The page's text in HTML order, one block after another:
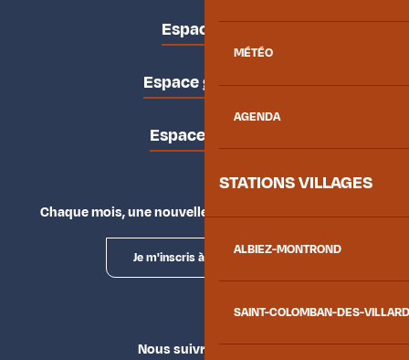
MÉTÉO
AGENDA
STATIONS VILLAGES
ALBIEZ-MONTROND
SAINT-COLOMBAN-DES-
Espace pro
Espace groupes
Espace presse
Chaque mois, une nouvelle façon d'explorer la vallée.
Je m'inscris à la newsletter
Nous suivre